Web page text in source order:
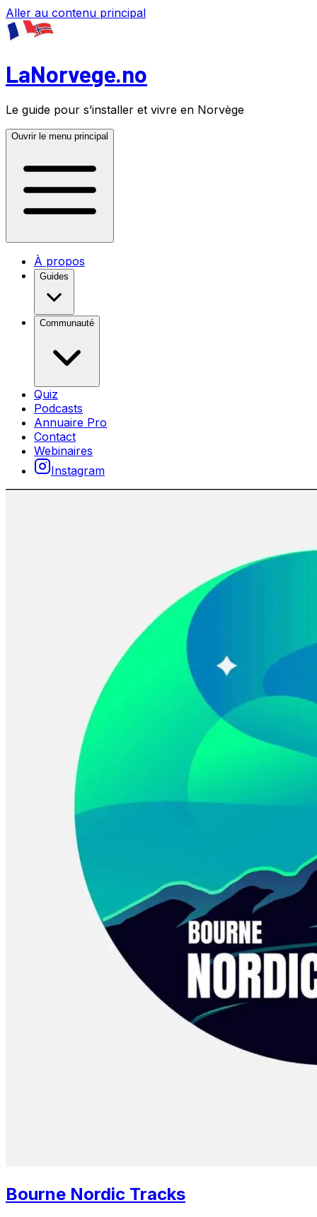
Aller au contenu principal
LaNorvege.no
Le guide pour s’installer et vivre en Norvège
Ouvrir le menu principal
À propos
Guides
Communauté
Quiz
Podcasts
Annuaire Pro
Contact
Webinaires
Instagram
Bourne Nordic Tracks